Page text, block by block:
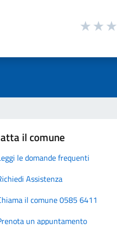
il comune
le domande frequenti
Assistenza
il comune 0585 6411
un appuntamento